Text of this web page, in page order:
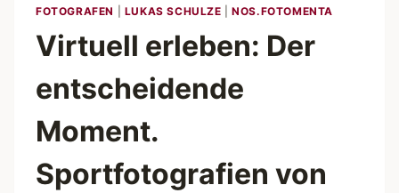
FOTOGRAFEN LUKAS SCHULZE |NOS.FOTOMENTA
Virtuell erleben: Der
entscheidende
Moment.
Sportfotografien von